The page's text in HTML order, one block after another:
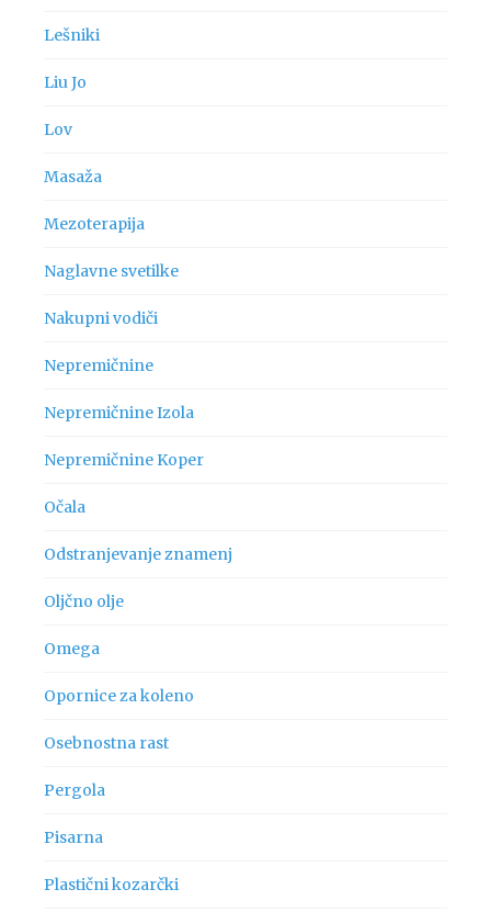
Lešniki
Liu Jo
Lov
Masaža
Mezoterapija
Naglavne svetilke
Nakupni vodiči
Nepremičnine
Nepremičnine Izola
Nepremičnine Koper
Očala
Odstranjevanje znamenj
Oljčno olje
Omega
Opornice za koleno
Osebnostna rast
Pergola
Pisarna
Plastični kozarčki